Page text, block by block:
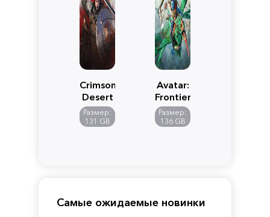
Crimson
Desert
Размер:
131 GB
Avatar:
Frontiers
of
Pandora
Размер:
136 GB
Самые ожидаемые новинки